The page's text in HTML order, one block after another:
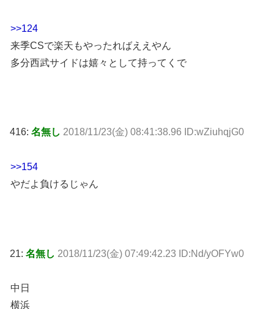
>>124
来季CSで楽天もやったればええやん
多分西武サイドは嬉々として持ってくで
416: 名無し 2018/11/23(金) 08:41:38.96 ID:wZiuhqjG0
>>154
やだよ負けるじゃん
21: 名無し 2018/11/23(金) 07:49:42.23 ID:Nd/yOFYw0
中日
横浜